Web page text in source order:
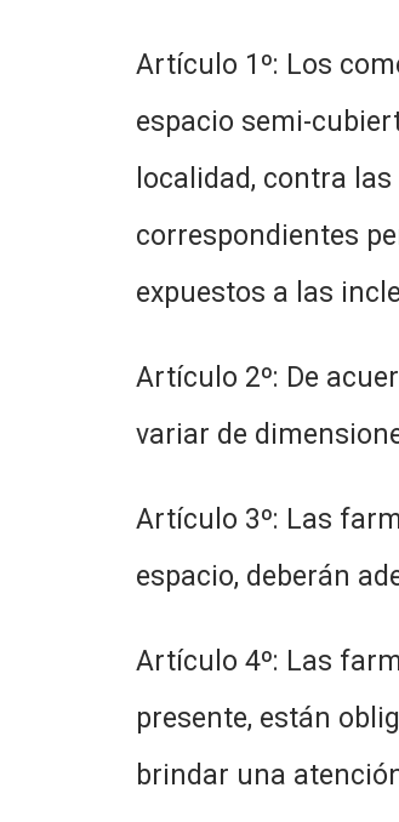
Artículo 1º: Los
espacio semi-
localidad, contra
correspondientes
expuestos a las
Artículo 2º: De
variar de
Artículo 3º: Las
espacio, deberán
Artículo 4º: Las
presente, están
brindar una